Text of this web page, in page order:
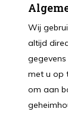
Wij
altijd
met u op
om aan